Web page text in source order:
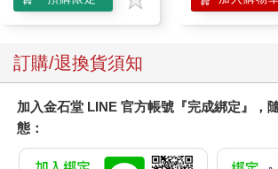
臉部肌膚護理
訂購/退換貨須知
加入金石堂 LINE 官方帳號『完成綁定』，
態：